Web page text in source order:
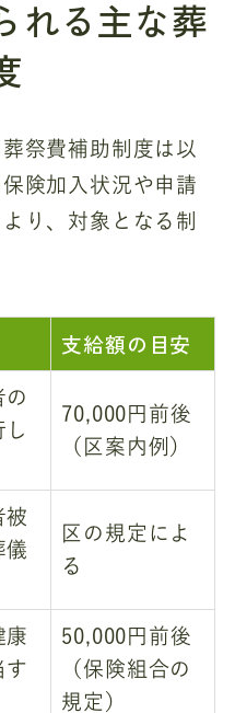
れる主な葬
祭費補助制度は以
険加入状況や申請
り、対象となる制
支給額の目安
の
70,000円前後
（区案内例）
被
儀
区の規定によ
る
康
す
50,000円前後
（保険組合の
規定）